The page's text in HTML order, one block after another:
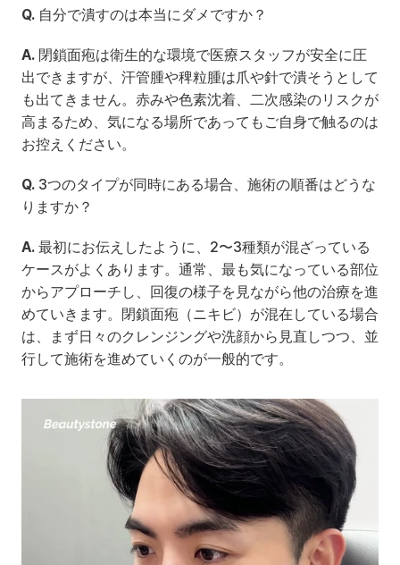
Q. 自分で潰すのは本当にダメですか？
A. 閉鎖面疱は衛生的な環境で医療スタッフが安全に圧
出できますが、汗管腫や稗粒腫は爪や針で潰そうとして
も出てきません。赤みや色素沈着、二次感染のリスクが
高まるため、気になる場所であってもご自身で触るのは
お控えください。
Q. 3つのタイプが同時にある場合、施術の順番はどうな
りますか？
A. 最初にお伝えしたように、2〜3種類が混ざっている
ケースがよくあります。通常、最も気になっている部位
からアプローチし、回復の様子を見ながら他の治療を進
めていきます。閉鎖面疱（ニキビ）が混在している場合
は、まず日々のクレンジングや洗顔から見直しつつ、並
行して施術を進めていくのが一般的です。